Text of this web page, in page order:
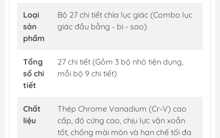
Loại
sản
phẩm
Bộ 27 chi tiết chìa lục giác (Combo lục
giác đầu bằng - bi - sao)
Tổng
số chi
tiết
27 chi tiết (Gồm 3 bộ nhỏ tiện dụng,
mỗi bộ 9 chi tiết)
Chất
liệu
Thép Chrome Vanadium (Cr-V) cao
cấp, độ cứng cao, chịu lực vặn xoắn
tốt, chống mài mòn và hạn chế tối đa